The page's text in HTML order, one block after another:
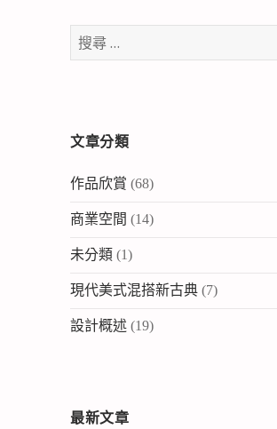
搜
文章分類
作品欣賞 (68)
商業空間 (14)
未分類 (1)
現代美式混搭新古典 (7)
設計概述 (19)
最新文章